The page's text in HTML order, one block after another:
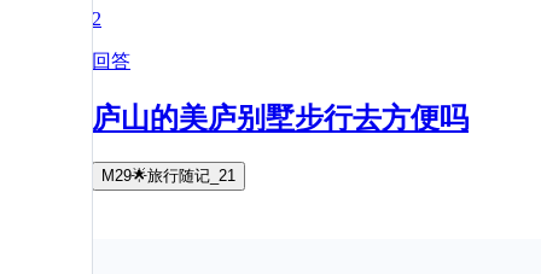
2
回答
庐山的美庐别墅步行去方便吗
M29🌟旅行随记_21